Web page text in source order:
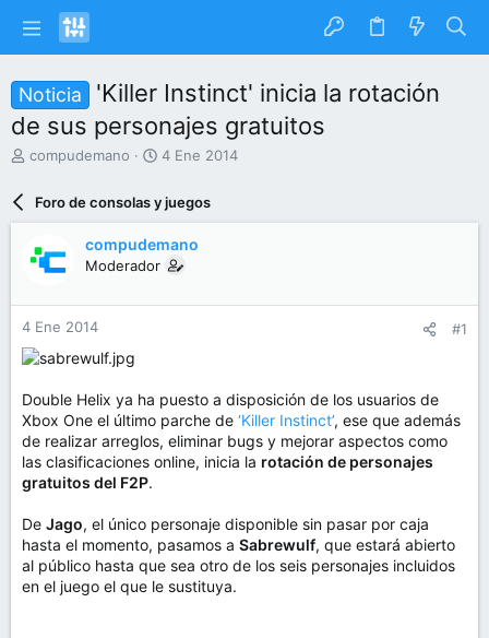
Noticia
'Killer Instinct' inicia la rotación
de sus personajes gratuitos
I
a
r
d
e
l
e
m
a
compudemano
F
c
h
d
e
n
4 Ene 2014
Foro de consolas y juegos
compudemano
Moderador
4 Ene 2014 #1
Double Helix ya ha puesto a disposición de los usuarios de
Xbox One el último parche de ‘Killer Instinct’, ese que además
de realizar arreglos, eliminar bugs y mejorar aspectos como
las clasificaciones online, inicia la rotación de personajes
gratuitos del F2P.
De Jago, el único personaje disponible sin pasar por caja
hasta el momento, pasamos a Sabrewulf, que estará abierto
al público hasta que sea otro de los seis personajes incluidos
en el juego el que le sustituya.